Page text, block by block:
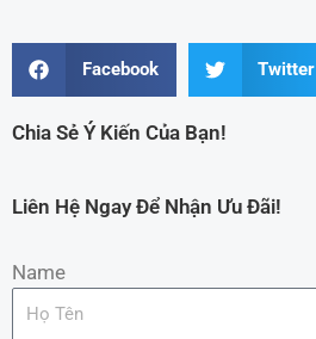
Facebook Twitter
Chia Sẻ Ý Kiến Của Bạn!
Liên Hệ Ngay Để Nhận Ưu Đãi!
Name